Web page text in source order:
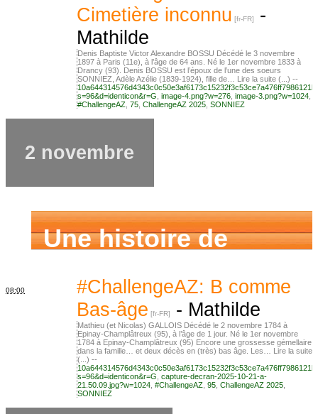
Cimetière inconnu
-
Mathilde
Denis Baptiste Victor Alexandre BOSSU Décédé le 3 novembre
1897 à Paris (11e), à l’âge de 64 ans. Né le 1er novembre 1833 à
Drancy (93). Denis BOSSU est l’époux de l’une des soeurs
SONNIEZ, Adèle Azélie (1839-1924), fille de… Lire la suite (...) --
s=96&d=identicon&r=G image-4.png?w=276 image-3.png?w=1024
#ChallengeAZ 75 ChallengeAZ 2025 SONNIEZ
2 novembre
Une histoire de
famille
08:00
#ChallengeAZ: B comme
Bas-âge
- Mathilde
Mathieu (et Nicolas) GALLOIS Décédé le 2 novembre 1784 à
Epinay-Champlâtreux (95), à l’âge de 1 jour. Né le 1er novembre
1784 à Epinay-Champlâtreux (95) Encore une grossesse gémellaire
dans la famille… et deux décès en (très) bas âge. Les… Lire la suite
(...) --
s=96&d=identicon&r=G capture-decran-2025-10-21-a-
21.50.09.jpg?w=1024 #ChallengeAZ 95 ChallengeAZ 2025
SONNIEZ